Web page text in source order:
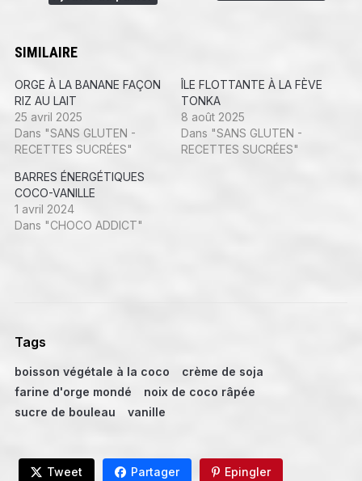
SIMILAIRE
ORGE À LA BANANE FAÇON
RIZ AU LAIT
25 avril 2025
Dans "SANS GLUTEN -
RECETTES SUCRÉES"
ÎLE FLOTTANTE À LA FÈVE
TONKA
8 août 2025
Dans "SANS GLUTEN -
RECETTES SUCRÉES"
BARRES ÉNERGÉTIQUES
COCO-VANILLE
1 avril 2024
Dans "CHOCO ADDICT"
Tags
boisson végétale à la coco
crème de soja
farine d'orge mondé
noix de coco râpée
sucre de bouleau
vanille
Tweet Partager Epingler